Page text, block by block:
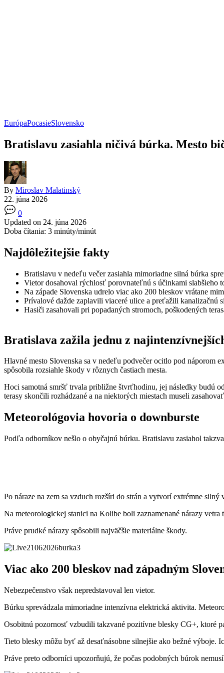
EurópaPocasieSlovensko
Bratislavu zasiahla ničivá búrka. Mesto
By Miroslav Malatinský
22. júna 2026
0
Updated on 24. júna 2026
Doba čítania: 3 minúty/minút
Najdôležitejšie fakty
Bratislavu v nedeľu večer zasiahla mimoriadne silná búrka
Vietor dosahoval rýchlosť porovnateľnú s účinkami slabšieho
Na západe Slovenska udrelo viac ako 200 bleskov vrátane
Prívalové dažde zaplavili viaceré ulice a preťažili kanalizačnú
Hasiči zasahovali pri popadaných stromoch, poškodených
Bratislava zažila jednu z
Hlavné mesto Slovenska sa v nedeľu podvečer ocitlo pod náporom
spôsobila rozsiahle škody v rôznych častiach mesta.
Hoci samotná smršť trvala približne štvrťhodinu, jej následky budú
terasy skončili rozhádzané a na niektorých miestach museli
Meteorológovia hovoria o downburste
Podľa odborníkov nešlo o obyčajnú búrku. Bratislavu zasiahol
Po náraze na zem sa vzduch rozšíri do strán a vytvorí extrémne
Na meteorologickej stanici na Kolibe boli zaznamenané nárazy
Práve prudké nárazy spôsobili najväčšie materiálne škody.
Viac ako 200 bleskov nad západným
Nebezpečenstvo však nepredstavoval len vietor.
Búrku sprevádzala mimoriadne intenzívna elektrická aktivita.
Osobitnú pozornosť vzbudili takzvané pozitívne blesky CG+, ktoré
Tieto blesky môžu byť až desaťnásobne silnejšie ako bežné výboje.
Práve preto odborníci upozorňujú, že počas podobných búrok